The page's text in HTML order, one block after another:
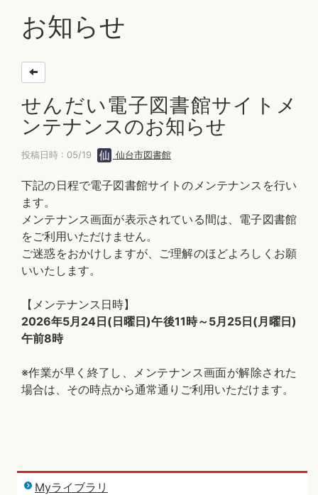
お知らせ
せんだい電子図書館サイトメ
ンテナンスのお知らせ
投稿日時 : 05/19 仙台市図書館
下記の日程で電子図書館サイトのメンテナンスを行い
ます。
メンテナンス画面が表示されている間は、電子図書館
をご利用いただけません。
ご迷惑をおかけしますが、ご理解のほどよろしくお願
いいたします。
【メンテナンス日時】
2026年5月24日(日曜日)午後11時～5月25日(月曜日)
午前8時
※作業が早く終了し、メンテナンス画面が解除された
場合は、その時点から通常通りご利用いただけます。
Myライブラリ